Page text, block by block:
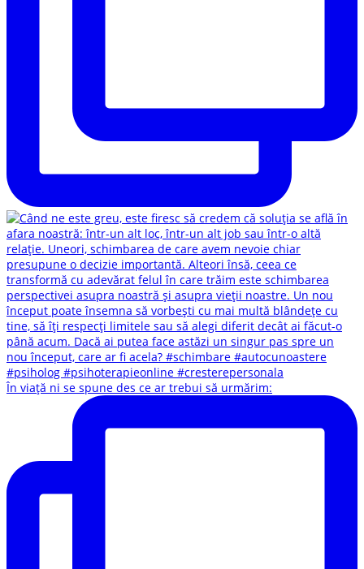
În viață ni se spune des ce ar trebui să urmărim: